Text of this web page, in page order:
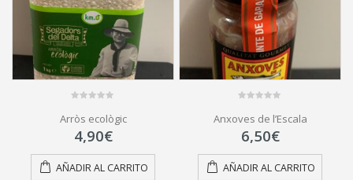
out
5
Arròs ecològic
4,90€
AÑADIR AL CARRITO
out
5
Anxoves de l’Escala
6,50€
AÑADIR AL CARRITO